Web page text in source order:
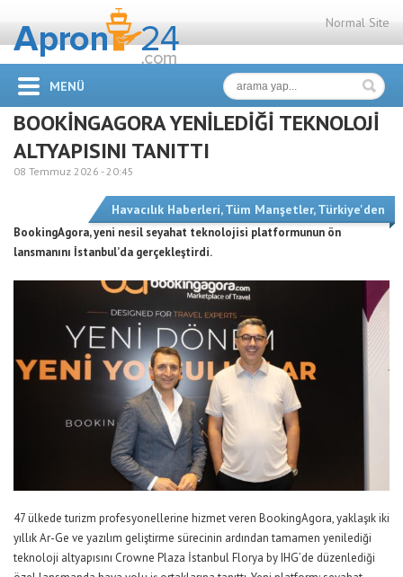
Normal Site
MENÜ
BOOKİNGAGORA YENİLEDİĞİ TEKNOLOJİ
ALTYAPISINI TANITTI
08 Temmuz 2026 -20:45
Havacılık Haberleri,Tüm Manşetler,Türkiye'den
BookingAgora, yeni nesil seyahat teknolojisi platformunun ön
lansmanını İstanbul’da gerçekleştirdi.
47 ülkede turizm profesyonellerine hizmet veren BookingAgora, yaklaşık iki
yıllık Ar-Ge ve yazılım geliştirme sürecinin ardından tamamen yenilediği
teknoloji altyapısını Crowne Plaza İstanbul Florya by IHG’de düzenlediği